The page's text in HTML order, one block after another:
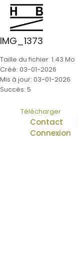
IMG_1373
Taille du fichier: 1.43 Mo
Créé: 03-01-2026
Mis à jour: 03-01-2026
Succès: 5
Télécharger
Contact
Connexion